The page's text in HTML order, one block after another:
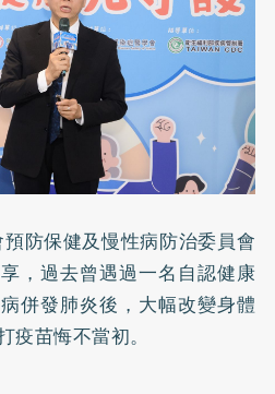
防保健及慢性病防治委員會
，過去曾遇過一名自認健康
併發肺炎後，大幅改變身體
疫苗悔不當初。